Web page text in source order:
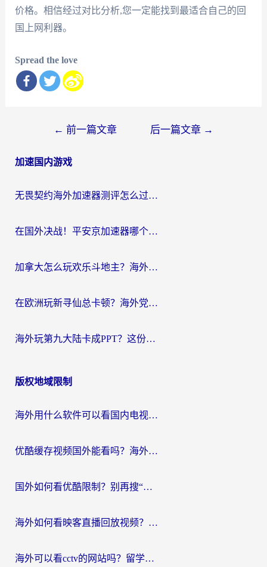
价格。相信经过对比分析,您一定能找到最适合自己的回
国上网利器。
Spread the love
导
← 前一篇文章 后一篇文章 →
加速国内游戏
无畏契约海外加速器测评怎么过？海外玩家亲测实用指南（附小众技巧）
在国外决战！平安京加速器哪个好用一点？老玩家亲测番茄加速器全解析
加拿大怎么玩欢乐斗地主？海外党国服游戏加速终极指南（附绝地求生未来之役300英雄实测）
在欧洲玩新寻仙总卡顿？海外党必看的国服游戏加速全攻略
海外玩第九大陆卡成PPT？这份网络加速指南帮你丝滑上分
版权地域限制
海外用什么软件可以看国内电视？留学生亲测有效的追剧自由指南
优酷缓存视频国外能看吗？海外党追剧看片的终极解决方案来了
国外如何看优酷限制？别再搜“在日本哪个软件可以看中国电视剧”，这篇教你搞定
海外如何看映客直播回放视频？这份攻略帮你搞定（附腾讯优酷观看技巧）
海外可以看cctv的网站吗？留学生亲测有效的回国追剧方案